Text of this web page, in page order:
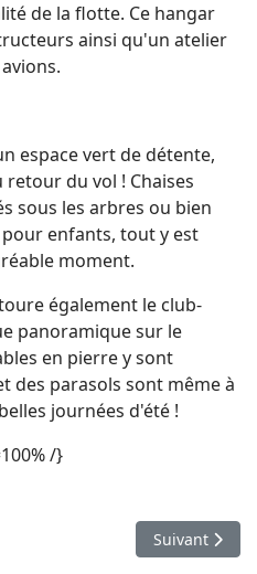
de la flotte. Ce hangar
ainsi qu'un atelier
espace vert de détente,
du vol ! Chaises
sous les arbres ou bien
enfants, tout y est
moment.
également le club-
panoramique sur le
en pierre y sont
des parasols sont même à
journées d'été !
/}
Article
Suivant